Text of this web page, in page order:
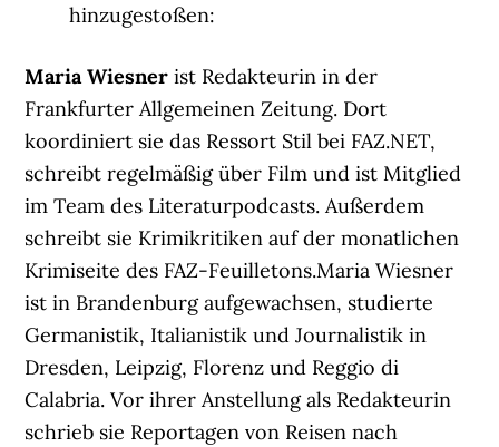
hinzugestoßen:
Maria Wiesner ist Redakteurin in der
Frankfurter Allgemeinen Zeitung. Dort
koordiniert sie das Ressort Stil bei FAZ.NET,
schreibt regelmäßig über Film und ist Mitglied
im Team des Literaturpodcasts. Außerdem
schreibt sie Krimikritiken auf der monatlichen
Krimiseite des FAZ-Feuilletons.Maria Wiesner
ist in Brandenburg aufgewachsen, studierte
Germanistik, Italianistik und Journalistik in
Dresden, Leipzig, Florenz und Reggio di
Calabria. Vor ihrer Anstellung als Redakteurin
schrieb sie Reportagen von Reisen nach